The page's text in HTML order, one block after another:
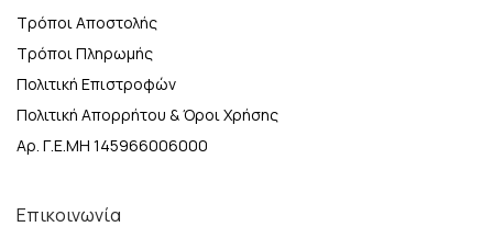
Τρόποι Αποστολής
Τρόποι Πληρωμής
Πολιτική Επιστροφών
Πολιτική Απορρήτου & Όροι Χρήσης
Αρ. Γ.Ε.ΜΗ 145966006000
Επικοινωνία